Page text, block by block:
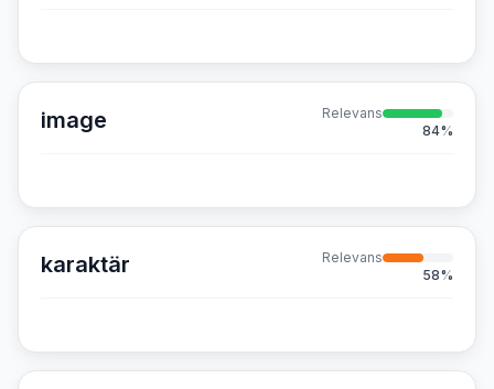
image
Relevans
84%
karaktär
Relevans
58%